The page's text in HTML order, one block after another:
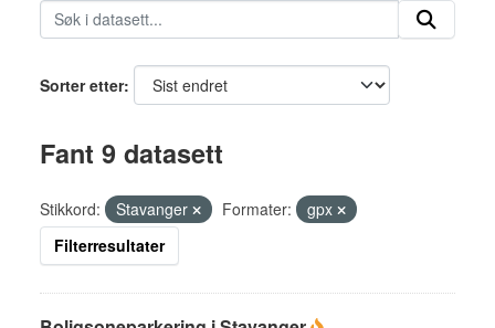
Sorter etter
Fant 9 datasett
Stikkord: Stavanger Formater:
gpx
Filterresultater